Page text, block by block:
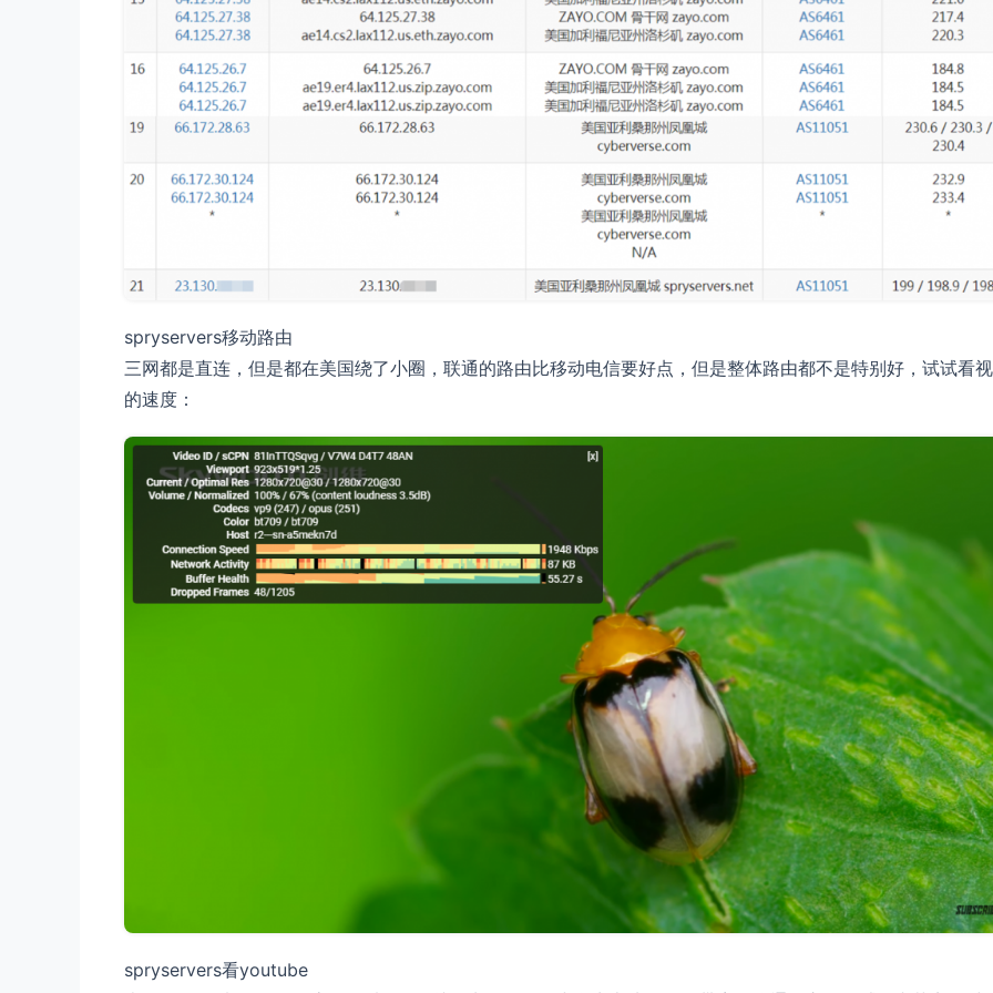
spryservers移动路由
三网都是直连，但是都在美国绕了小圈，联通的路由比移动电信要好点，但是整体路由都不是特别好，试试看
的速度：
spryservers看youtube